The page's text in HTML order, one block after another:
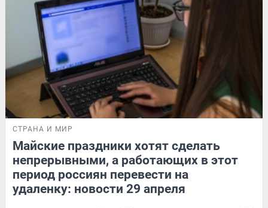
СТРАНА И МИР
Майские праздники хотят сделать
непрерывными, а работающих в этот
период россиян перевести на
удаленку: новости 29 апреля